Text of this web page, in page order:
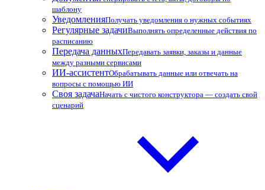
шаблону
УведомленияПолучать уведомления о нужных событиях
Регулярные задачиВыполнять определенные действия по
расписанию
Передача данныхПередавать заявки, заказы и данные
между разными сервисами
ИИ-ассистентОбрабатывать данные или отвечать на
вопросы с помощью ИИ
Своя задачаНачать с чистого конструктора — создать свой
сценарий